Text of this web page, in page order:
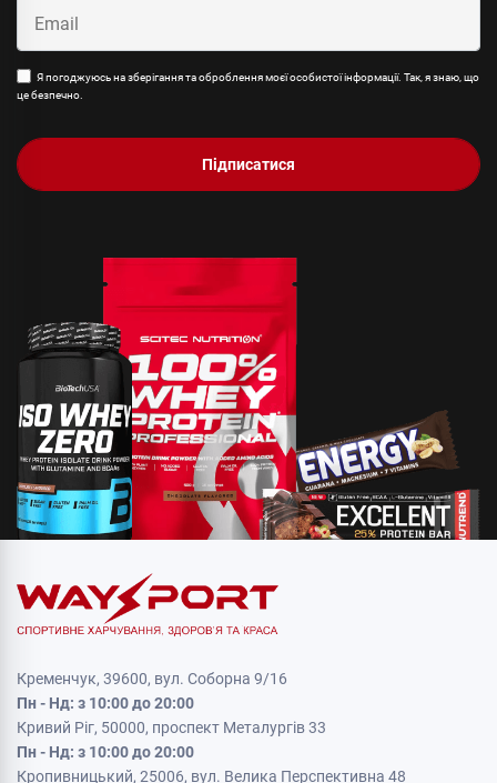
Я погоджуюсь на зберігання та оброблення моєї особистої інформації. Так, я знаю, що
це безпечно.
Підписатися
Кременчук, 39600, вул. Соборна 9/16
Пн - Нд: з 10:00 до 20:00
Кривий Ріг, 50000, проспект Металургів 33
Пн - Нд: з 10:00 до 20:00
Кропивницький, 25006, вул. Велика Перспективна 48